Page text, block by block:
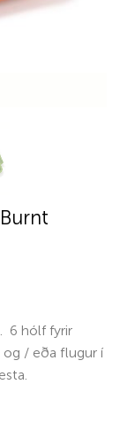
6 hólf fyrir
og / eða flugur í